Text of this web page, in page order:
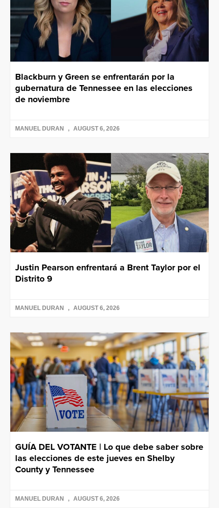
Blackburn y Green se enfrentarán por la
gubernatura de Tennessee en las elecciones
de noviembre
MANUEL DURAN AUGUST 6, 2026
Justin Pearson enfrentará a Brent Taylor por el
Distrito 9
MANUEL DURAN AUGUST 6, 2026
GUÍA DEL VOTANTE | Lo que debe saber sobre
las elecciones de este jueves en Shelby
County y Tennessee
MANUEL DURAN AUGUST 6, 2026